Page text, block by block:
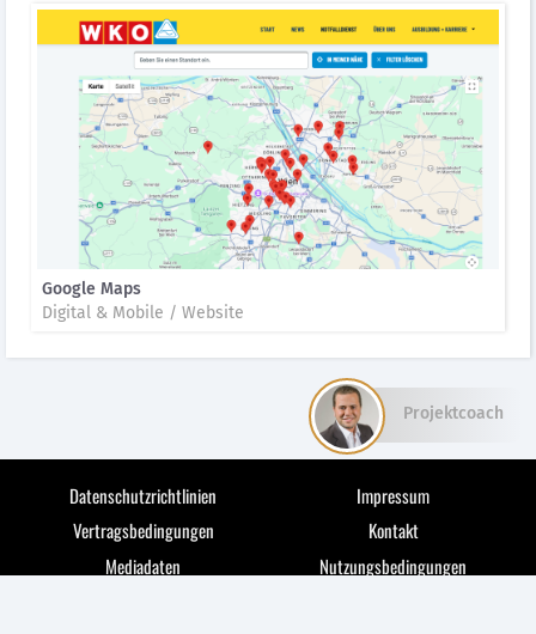
Google Maps
Digital & Mobile / Website
Datenschutzrichtlinien
Impressum
Vertragsbedingungen
Kontakt
Mediadaten
Nutzungsbedingungen
Projektcoach